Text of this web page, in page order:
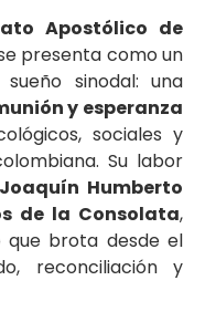
Apostólico de
presenta como un
sinodal: una
y esperanza
sociales y
Su labor
Humberto
de la Consolata,
que brota desde el
reconciliación y